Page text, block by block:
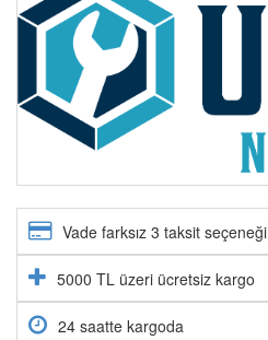
Vade farksız 3 taksit seçeneği
5000 TL üzeri ücretsiz kargo
24 saatte kargoda